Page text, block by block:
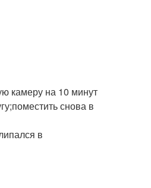
камеру на 10 минут
снова в
в